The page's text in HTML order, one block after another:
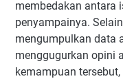
membedakan antara
penyampainya.
mengumpulkan data
menggugurkan opini
kemampuan